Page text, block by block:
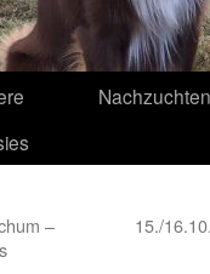
Nachzuchten
–
15./